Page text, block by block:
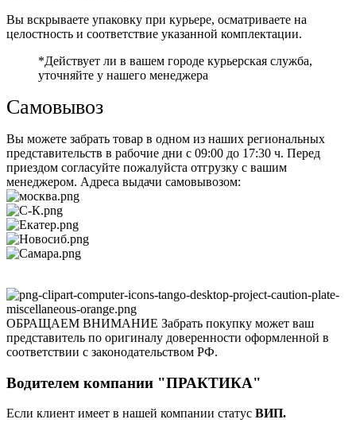
Вы вскрываете упаковку при курьере, осматриваете на
целостность и соответствие указанной комплектации.
*Действует ли в вашем городе курьерская служба,
уточняйте у нашего менеджера
Самовывоз
Вы можете забрать товар в одном из наших региональных
представительств в рабочие дни с 09:00 до 17:30 ч. Перед
приездом согласуйте пожалуйста отгрузку с вашим
менеджером. Адреса выдачи самовывозом:
ОБРАЩАЕМ ВНИМАНИЕ Забрать покупку может ваш
представитель по оригиналу доверенности оформленной в
соответствии с законодательством РФ.
Водителем компании "ПРАКТИКА"
Если клиент имеет в нашей компании статус ВИП.